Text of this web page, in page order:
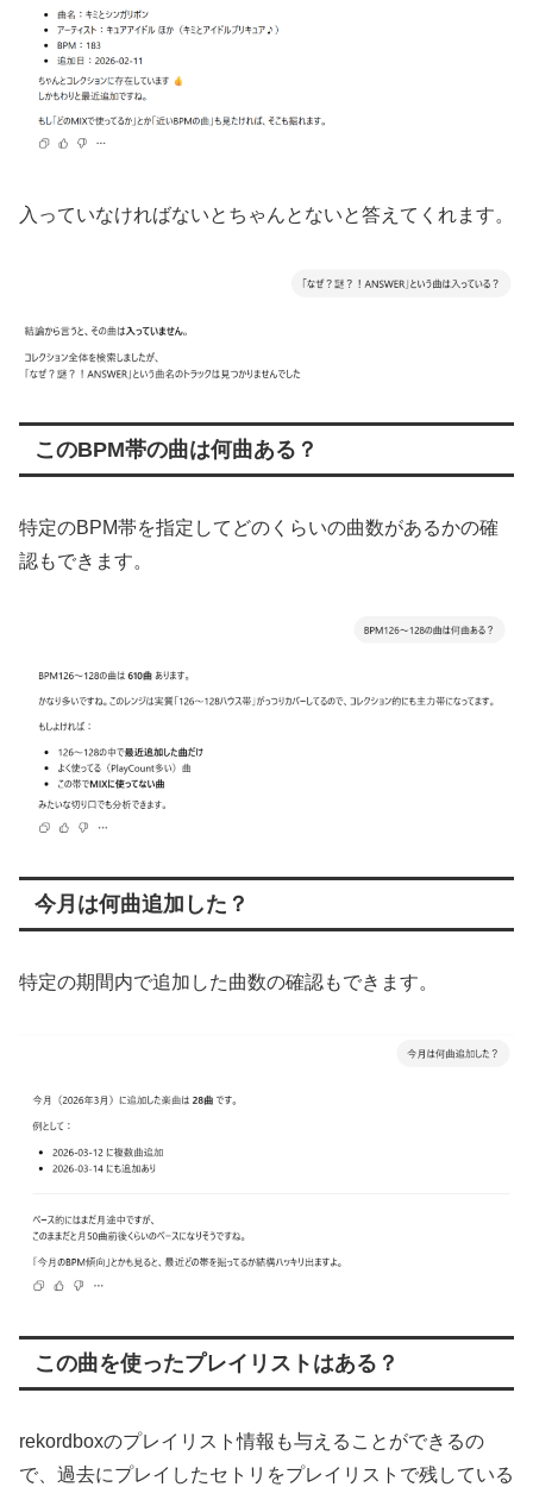
入っていなければないとちゃんとないと答えてくれます。
このBPM帯の曲は何曲ある？
特定のBPM帯を指定してどのくらいの曲数があるかの確
認もできます。
今月は何曲追加した？
特定の期間内で追加した曲数の確認もできます。
この曲を使ったプレイリストはある？
rekordboxのプレイリスト情報も与えることができるの
で、過去にプレイしたセトリをプレイリストで残している